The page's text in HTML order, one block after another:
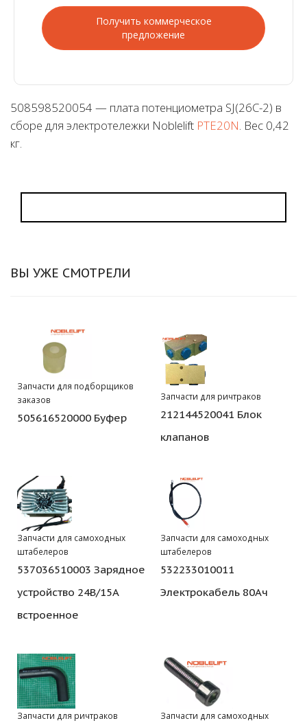
Получить коммерческое
предложение
508598520054 — плата потенциометра SJ(26C-2) в
сборе для электротележки Noblelift PTE20N. Вес 0,42
кг.
ВЫ УЖЕ СМОТРЕЛИ
Запчасти для подборщиков
заказов
505616520000 Буфер
Запчасти для ричтраков
212144520041 Блок
клапанов
Запчасти для самоходных
штабелеров
537036510003 Зарядное
устройство 24В/15А
встроенное
Запчасти для самоходных
штабелеров
532233010011
Электрокабель 80Ач
Запчасти для ричтраков
Запчасти для самоходных